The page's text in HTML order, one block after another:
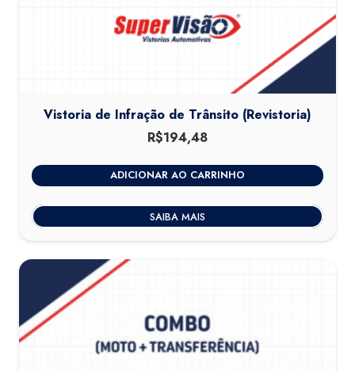
Vistoria de Infração de Trânsito (Revistoria)
R$194,48
ADICIONAR AO CARRINHO
SAIBA MAIS